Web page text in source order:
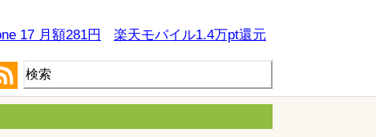
17 月額281円 楽天モバイル1.4万pt還元